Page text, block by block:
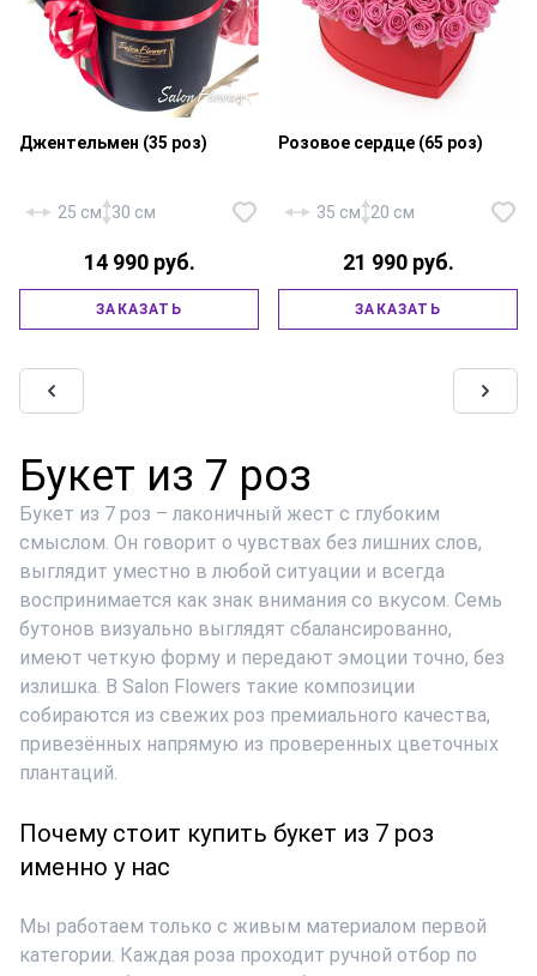
Роза «Россия Ред Наоми» — 35
флористическая губка, лента
Джентельмен (35 роз)
25 см 30 см
14 990 руб.
ЗАКАЗАТЬ
коробка «Сердце» 30х28х12 см.,
Розовое сердце (65 роз)
35 см 20 см
21 990 руб.
ЗАКАЗАТЬ
Букет из 7 роз
Букет из 7 роз – лаконичный жест с глубоким
смыслом. Он говорит о чувствах без лишних слов,
выглядит уместно в любой ситуации и всегда
воспринимается как знак внимания со вкусом. Семь
бутонов визуально выглядят сбалансированно,
имеют четкую форму и передают эмоции точно, без
излишка. В Salon Flowers такие композиции
собираются из свежих роз премиального качества,
привезённых напрямую из проверенных цветочных
плантаций.
Почему стоит купить букет из 7 роз
именно у нас
Мы работаем только с живым материалом первой
категории. Каждая роза проходит ручной отбор по